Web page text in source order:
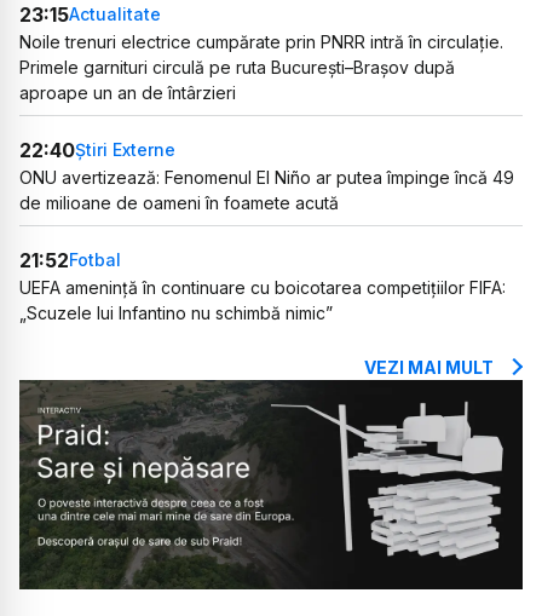
23:15Actualitate
Noile trenuri electrice cumpărate prin PNRR intră în circulație.
Primele garnituri circulă pe ruta București–Brașov după
aproape un an de întârzieri
22:40Știri Externe
ONU avertizează: Fenomenul El Niño ar putea împinge încă 49
de milioane de oameni în foamete acută
21:52Fotbal
UEFA amenință în continuare cu boicotarea competițiilor FIFA:
„Scuzele lui Infantino nu schimbă nimic”
VEZI MAI MULT